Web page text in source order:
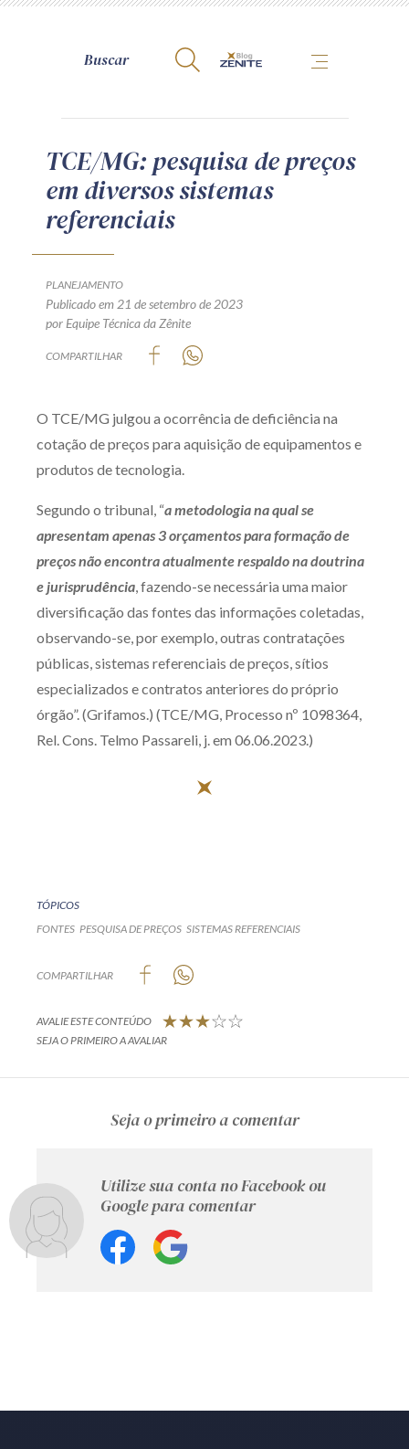
A Zênite
Como publicar conosco
Site da Zênite
Política de Privacidade
Guia de Direitos dos Titulares de Dados
Encarregado (contato)
Produtos e serviços
Zênite Fácil IA
Zênite Play
Orientação por Escrito
Mentoria Zênite
Capacitação
Zênite Online
Eventos presenciais
Zênite in Company
Batel
Curitiba
Telefone (41) 2109-8666
TCE/MG: pesquisa de preços
em diversos sistemas
referenciais
PLANEJAMENTO
Publicado em 21 de setembro de 2023
por Equipe Técnica da Zênite
COMPARTILHAR
O TCE/MG julgou a ocorrência de deficiência na
cotação de preços para aquisição de equipamentos e
produtos de tecnologia.
Segundo o tribunal, “a metodologia na qual se
apresentam apenas 3 orçamentos para formação de
preços não encontra atualmente respaldo na doutrina
e jurisprudência, fazendo-se necessária uma maior
diversificação das fontes das informações coletadas,
observando-se, por exemplo, outras contratações
públicas, sistemas referenciais de preços, sítios
especializados e contratos anteriores do próprio
órgão”. (Grifamos.) (TCE/MG, Processo nº 1098364,
Rel. Cons. Telmo Passareli, j. em 06.06.2023.)
TÓPICOS
FONTES PESQUISA DE PREÇOS SISTEMAS REFERENCIAIS
COMPARTILHAR
AVALIE ESTE CONTEÚDO
SEJA O PRIMEIRO A AVALIAR
Seja o primeiro a comentar
Utilize sua conta no Facebook ou
Google para comentar